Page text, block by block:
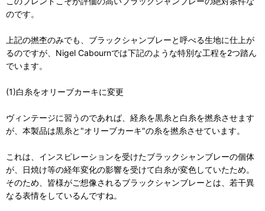
のです。
上記の撚杢のみでも、ブラックシャンブレーと呼べる生地に仕上が
るのですが、Nigel Cabournでは下記のような特別な工程を2つ踏ん
でいます。
(1)白糸をオリーブカーキに変更
ヴィンテージに習うのであれば、経糸を黒糸と白糸を撚糸させます
が、本製品は黒糸と"オリーブカーキ"の糸を撚糸させています。
これは、インスピレーションを受けたブラックシャンブレーの個体
が、日焼け等の経年変化の影響を受けて白糸が変色していたため。
そのため、皆様がご想像されるブラックシャンブレーとは、若干異
なる表情をしているんですね。